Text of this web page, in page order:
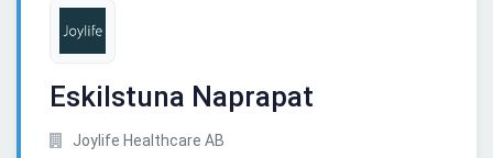
Eskilstuna Naprapat
Joylife Healthcare AB